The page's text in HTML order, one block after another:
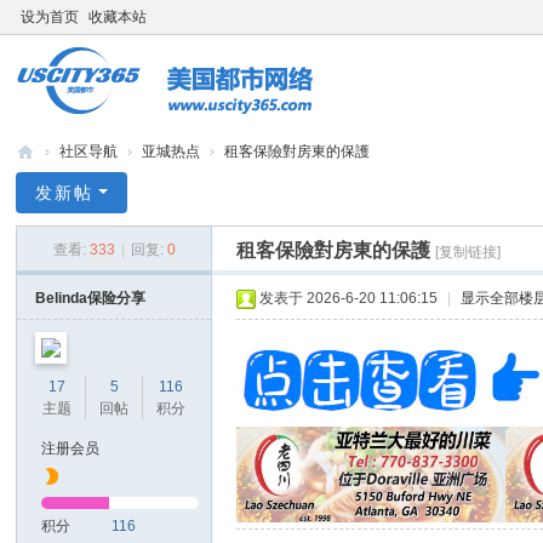
设为首页 收藏本站
s.
65
› 社区导航 › 亚城热点 › 租客保險對房東的保護
发新帖
查看: 333 回复: 0 租客保險對房東的保護 [复制链接]
Belinda保险分享
17
主题
5
回帖
116
积分
注册会员
积分 116
发表于 2026-6-20 11:06:15 显示全部楼